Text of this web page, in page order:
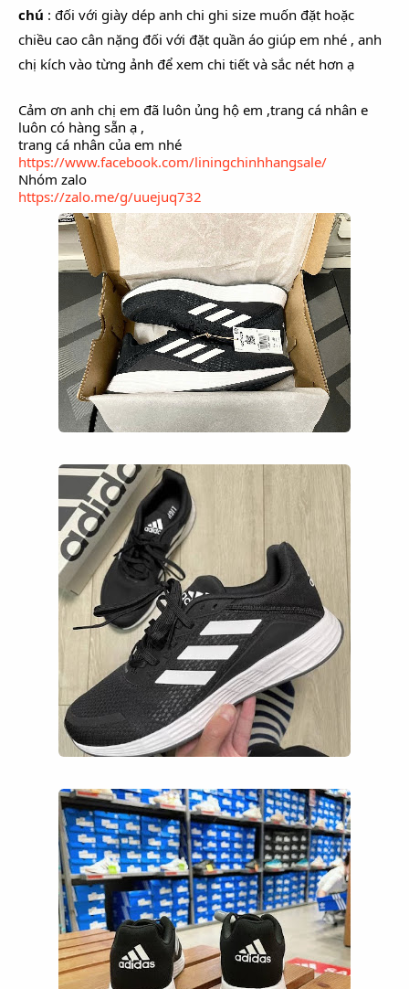
chú : đối với giày dép anh chi ghi size muốn đặt hoặc
chiều cao cân nặng đối với đặt quần áo giúp em nhé , anh
chị kích vào từng ảnh để xem chi tiết và sắc nét hơn ạ
Cảm ơn anh chị em đã luôn ủng hộ em ,trang cá nhân e
luôn có hàng sẵn ạ ,
trang cá nhân của em nhé
https://www.facebook.com/liningchinhhangsale/
Nhóm zalo
https://zalo.me/g/uuejuq732